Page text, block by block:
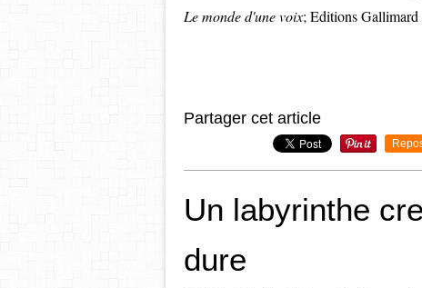
Le monde d'une voix; Editions Gallimard
Partager cet article
Un labyrinthe
dure